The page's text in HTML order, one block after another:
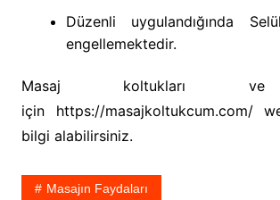
Düzenli uygulandığında
engellemektedir.
Masaj koltukları ve
için https://masajkoltukcum.com/
bilgi alabilirsiniz.
Masajın Faydaları